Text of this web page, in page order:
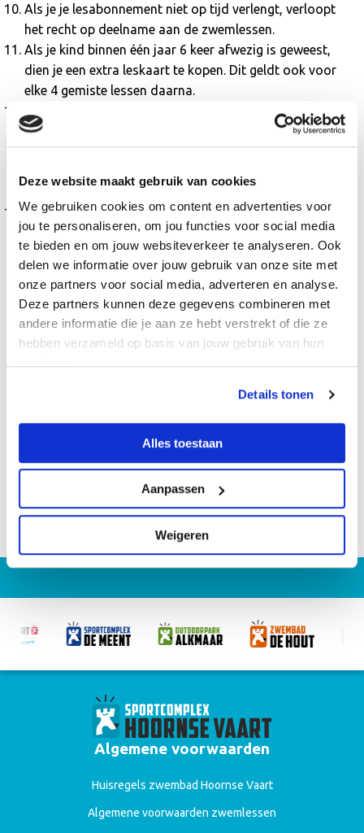
Deze website maakt gebruik van cookies
We gebruiken cookies om content en advertenties voor
jou te personaliseren, om jou functies voor social media
te bieden en om jouw websiteverkeer te analyseren. Ook
delen we informatie over jouw gebruik van onze site met
onze partners voor social media, adverteren en analyse.
Deze partners kunnen deze gegevens combineren met
andere informatie die je aan ze hebt verstrekt of die ze
hebben verzameld op basis van jouw gebruik van hun
Details tonen
Alles toestaan
Aanpassen
Weigeren
Als je je lesabonnement niet op tijd verlengt, verloopt
het recht op deelname aan de zwemlessen.
Als je kind binnen één jaar 6 keer afwezig is geweest,
dien je een extra leskaart te kopen. Dit geldt ook voor
elke 4 gemiste lessen daarna.
Bij de zwemlessen voor kinderen is per kind maximaal 1
begeleider toegestaan. In dit geval dien je de pas 2 keer
aan te bieden bij de paslezer bij de ingang. Het niet
toegang en misbruik kan tot inname van de pas leiden.
Restitutie van de lesgelden is alleen mogelijk bij
verhuizing van 40 kilometer of verder, gerekend vanaf de
zwemleslocatie.
Wij willen je vragen om deze voorwaarden goed door te lezen
voordat je een lesabonnement afsluit. Bij vragen kun je altijd contact
met ons opnemen via zweminfo@alkmaarsport.nl.
Algemene voorwaarden
Huisregels zwembad Hoornse Vaart
Algemene voorwaarden zwemlessen